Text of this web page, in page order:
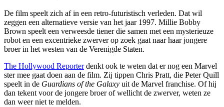
De film speelt zich af in een retro-futuristisch verleden. Dat wil
zeggen een alternatieve versie van het jaar 1997. Millie Bobby
Brown speelt een verweesde tiener die samen met een mysterieuze
robot en een excentrieke zwerver op zoek gaat naar haar jongere
broer in het westen van de Verenigde Staten.
The Hollywood Reporterdenkt ook te weten dat er nog een Marvel
ster mee gaat doen aan de film. Zij tippen Chris Pratt, die Peter Quill
speelt in de Guardians of the Galaxy uit de Marvel franchise. Of hij
dan tekent voor de jongere broer of wellicht de zwerver, weten ze
dan weer niet te melden.